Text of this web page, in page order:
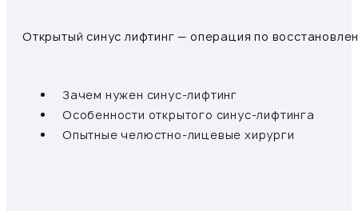
Открытый синус лифтинг — операция по
Зачем нужен синус-лифтинг
Особенности открытого синус-лифтинга
Опытные челюстно-лицевые хирурги